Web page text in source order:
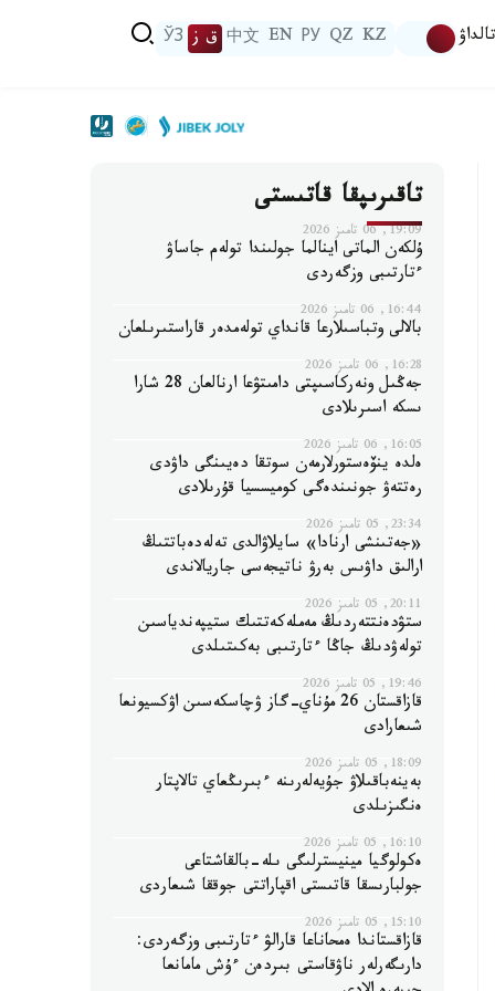
تالداۋ KZ
QZ
РУ
EN
中文 ق ز ЎЗ
تاقىرىپقا قاتىستى
19:09, 06 تامىز 2026
ۇلكەن الماتى اينالما جولىندا تولەم جاساۋ
ءتارتىبى وزگەردى
16:44, 06 تامىز 2026
بالالى وتباسىلارعا قانداي تولەمدەر قاراستىرىلعان
16:28, 06 تامىز 2026
جەڭىل ونەركاسىپتى دامىتۋعا ارنالعان 28 شارا
ىسكە اسىرىلادى
16:05, 06 تامىز 2026
ەلدە ينۆەستورلارمەن سوتقا دەيىنگى داۋدى
رەتتەۋ جونىندەگى كوميسسيا قۇرىلادى
23:34, 05 تامىز 2026
«جەتىنشى ارنادا» سايلاۋالدى تەلەدەباتتىڭ
ارالىق داۋىس بەرۋ ناتيجەسى جاريالاندى
20:11, 05 تامىز 2026
ستۋدەنتتەردىڭ مەملەكەتتىك ستيپەندياسىن
تولەۋدىڭ جاڭا ءتارتىبى بەكىتىلدى
19:46, 05 تامىز 2026
قازاقستان 26 مۇناي-گاز ۋچاسكەسىن اۋكسيونعا
شىعارادى
18:09, 05 تامىز 2026
بەينەباقىلاۋ جۇيەلەرىنە ءبىرىڭعاي تالاپتار
ەنگىزىلدى
16:10, 05 تامىز 2026
ەكولوگيا مينيسترلىگى ىلە-بالقاشتاعى
جولبارىسقا قاتىستى اقپاراتتى جوققا شىعاردى
15:10, 05 تامىز 2026
قازاقستاندا ەمحاناعا قارالۋ ءتارتىبى وزگەردى:
دارىگەرلەر ناۋقاستى بىردەن ءۇش مامانعا